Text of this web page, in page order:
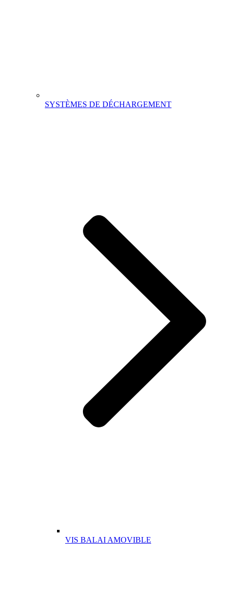
SYSTÈMES DE DÉCHARGEMENT
VIS BALAI AMOVIBLE